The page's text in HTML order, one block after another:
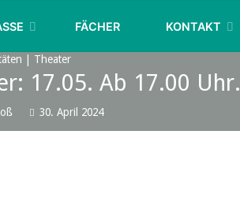
JOACHIM-
FRIEDRICH-
GYMNASIUM
WOLMIRSTEDT
FÄCHER KONTAKT
Theater
17.05. Ab 17.00 Uhr.
30. April 2024